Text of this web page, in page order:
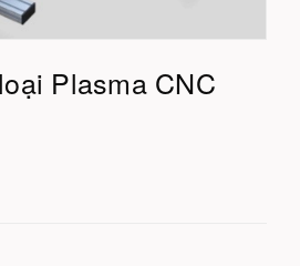
Plasma CNC